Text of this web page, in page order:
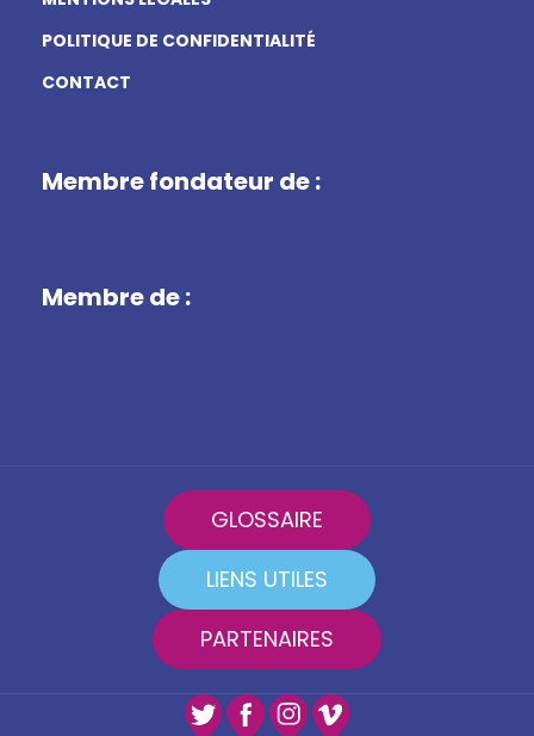
POLITIQUE DE CONFIDENTIALITÉ
CONTACT
Membre fondateur de :
Membre de :
GLOSSAIRE
LIENS UTILES
PARTENAIRES